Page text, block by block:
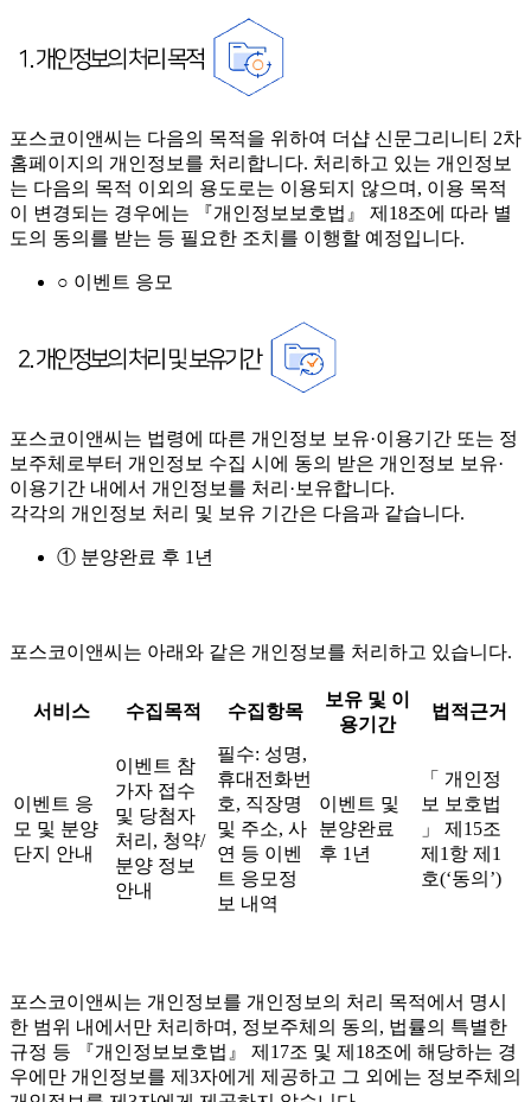
포스코이앤씨는 다음의 목적을 위하여 더샵 신문그리니티 2차
홈페이지의 개인정보를 처리합니다. 처리하고 있는 개인정보
는 다음의 목적 이외의 용도로는 이용되지 않으며, 이용 목적
이 변경되는 경우에는 『개인정보보호법』 제18조에 따라 별
도의 동의를 받는 등 필요한 조치를 이행할 예정입니다.
○ 이벤트 응모
포스코이앤씨는 법령에 따른 개인정보 보유·이용기간 또는 정
보주체로부터 개인정보 수집 시에 동의 받은 개인정보 보유·
이용기간 내에서 개인정보를 처리·보유합니다.
각각의 개인정보 처리 및 보유 기간은 다음과 같습니다.
① 분양완료 후 1년
포스코이앤씨는 아래와 같은 개인정보를 처리하고 있습니다.
서비스 수집목적 수집항목
보유 및 이
용기간
법적근거
이벤트 응
모 및 분양
단지 안내
이벤트 참
가자 접수
및 당첨자
처리, 청약/
분양 정보
안내
필수: 성명,
휴대전화번
호, 직장명
및 주소, 사
연 등 이벤
트 응모정
보 내역
이벤트 및
분양완료
후 1년
「 개인정
보 보호법
」 제15조
제1항 제1
호(‘동의’)
포스코이앤씨는 개인정보를 개인정보의 처리 목적에서 명시
한 범위 내에서만 처리하며, 정보주체의 동의, 법률의 특별한
규정 등 『개인정보보호법』 제17조 및 제18조에 해당하는 경
우에만 개인정보를 제3자에게 제공하고 그 외에는 정보주체의